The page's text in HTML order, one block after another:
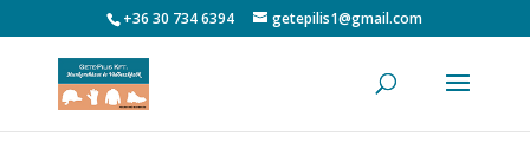
+36 30 734 6394 getepilis1@gmail.com